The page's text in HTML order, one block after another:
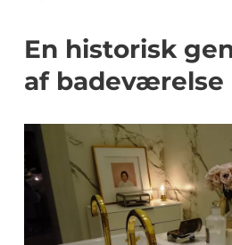
En historisk
af badeværelse